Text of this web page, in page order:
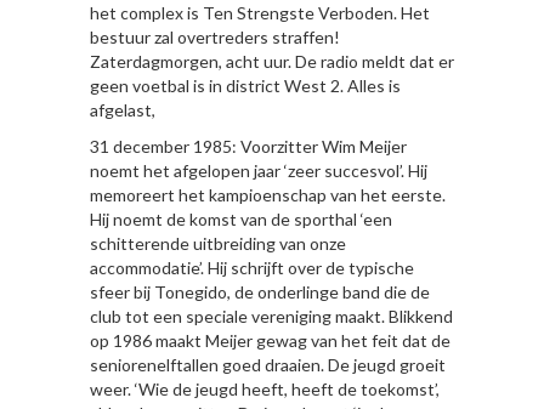
het complex is Ten Strengste Verboden. Het
bestuur zal overtreders straffen!
Zaterdagmorgen, acht uur. De radio meldt dat er
geen voetbal is in district West 2. Alles is
afgelast,
31 december 1985: Voorzitter Wim Meijer
noemt het afgelopen jaar ‘zeer succesvol’. Hij
memoreert het kampioenschap van het eerste.
Hij noemt de komst van de sporthal ‘een
schitterende uitbreiding van onze
accommodatie’. Hij schrijft over de typische
sfeer bij Tonegido, de onderlinge band die de
club tot een speciale vereniging maakt. Blikkend
op 1986 maakt Meijer gewag van het feit dat de
seniorenelftallen goed draaien. De jeugd groeit
weer. ‘Wie de jeugd heeft, heeft de toekomst’,